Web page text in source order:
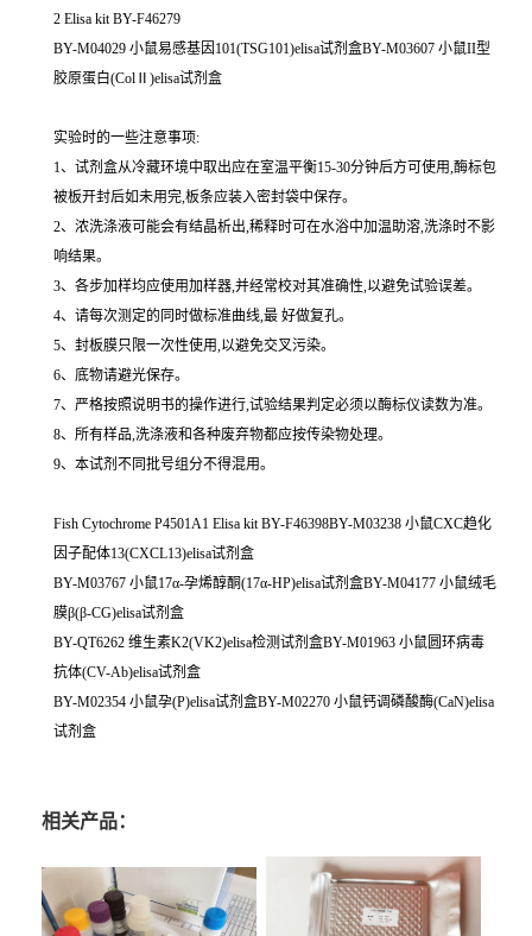
2 Elisa kit BY-F46279
BY-M04029 小鼠易感基因101(TSG101)elisa试剂盒BY-M03607 小鼠II型
胶原蛋白(ColⅡ)elisa试剂盒
实验时的一些注意事项:
1、试剂盒从冷藏环境中取出应在室温平衡15-30分钟后方可使用,酶标包
被板开封后如未用完,板条应装入密封袋中保存。
2、浓洗涤液可能会有结晶析出,稀释时可在水浴中加温助溶,洗涤时不影
响结果。
3、各步加样均应使用加样器,并经常校对其准确性,以避免试验误差。
4、请每次测定的同时做标准曲线,最 好做复孔。
5、封板膜只限一次性使用,以避免交叉污染。
6、底物请避光保存。
7、严格按照说明书的操作进行,试验结果判定必须以酶标仪读数为准。
8、所有样品,洗涤液和各种废弃物都应按传染物处理。
9、本试剂不同批号组分不得混用。
Fish Cytochrome P4501A1 Elisa kit BY-F46398BY-M03238 小鼠CXC趋化
因子配体13(CXCL13)elisa试剂盒
BY-M03767 小鼠17α-孕烯醇酮(17α-HP)elisa试剂盒BY-M04177 小鼠绒毛
膜β(β-CG)elisa试剂盒
BY-QT6262 维生素K2(VK2)elisa检测试剂盒BY-M01963 小鼠圆环病毒
抗体(CV-Ab)elisa试剂盒
BY-M02354 小鼠孕(P)elisa试剂盒BY-M02270 小鼠钙调磷酸酶(CaN)elisa
试剂盒
相关产品：